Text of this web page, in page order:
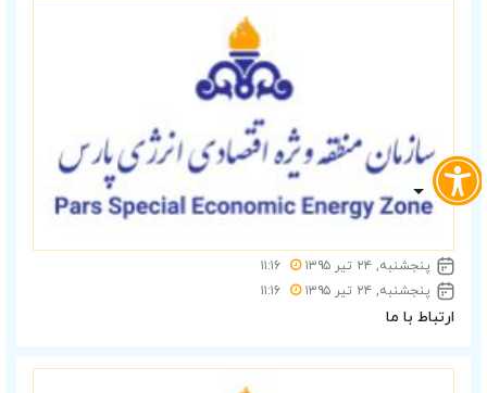
پنجشنبه, ۲۴ تیر ۱۳۹۵
۱۱:۱۶
پنجشنبه, ۲۴ تیر ۱۳۹۵
۱۱:۱۶
ارتباط با ما